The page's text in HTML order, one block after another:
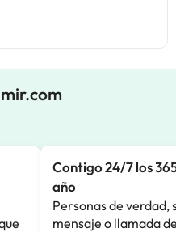
Contigo 24/7 los
año
Personas de verdad,
mensaje o llamada